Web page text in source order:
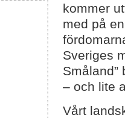
kommer
med på
Sveriges
– och lite
Vårt